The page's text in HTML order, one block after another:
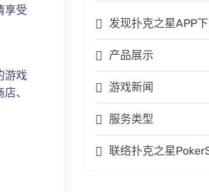
享受
游戏
、
发现扑克之星APP
产品展示
游戏新闻
服务类型
联络扑克之星